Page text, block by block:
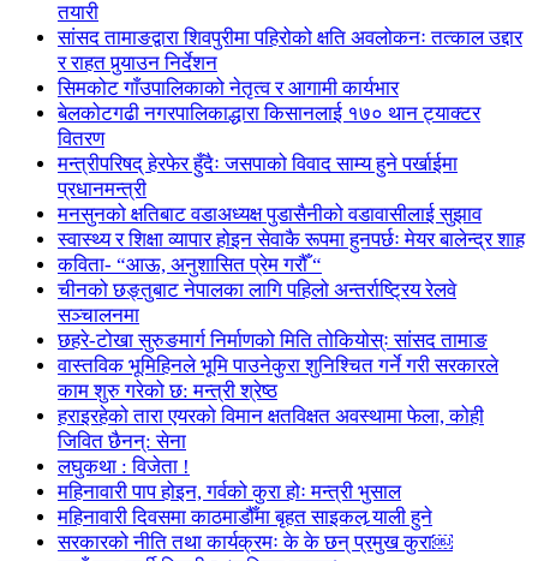
तयारी
सांसद तामाङद्वारा शिवपुरीमा पहिरोको क्षति अवलोकनः तत्काल उद्दार
र राहत पुर्‍याउन निर्देशन
सिमकोट गाँउपालिकाको नेतृत्व र आगामी कार्यभार
बेलकोटगढी नगरपालिकाद्धारा किसानलाई १७० थान ट्याक्टर
वितरण
मन्त्रीपरिषद् हेरफेर हुँदैः जसपाको विवाद साम्य हुने पर्खाईमा
प्रधानमन्त्री
मनसुनको क्षतिबाट वडाअध्यक्ष पुडासैनीको वडावासीलाई सुझाव
स्वास्थ्य र शिक्षा व्यापार होइन सेवाकै रूपमा हुनपर्छः मेयर बालेन्द्र शाह
कविता- “आऊ, अनुशासित प्रेम गरौँ “
चीनको छङ्तुबाट नेपालका लागि पहिलो अन्तर्राष्ट्रिय रेलवे
सञ्चालनमा
छहरे-टोखा सुरुङमार्ग निर्माणको मिति तोकियोस्ः सांसद तामाङ
वास्तविक भूमिहिनले भूमि पाउनेकुरा शुनिश्चित गर्ने गरी सरकारले
काम शुरु गरेको छ: मन्त्री श्रेष्ठ
हराइरहेको तारा एयरको विमान क्षतविक्षत अवस्थामा फेला, कोही
जिवित छैनन्: सेना
लघुकथा : विजेता !
महिनावारी पाप होइन, गर्वको कुरा होः मन्त्री भुसाल
महिनावारी दिवसमा काठमाडौँमा बृहत साइकल र्‍याली हुने
सरकारको नीति तथा कार्यक्रमः के के छन् प्रमुख कुरा￼